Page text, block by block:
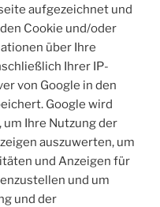
aufgezeichnet und
Cookie und/oder
über Ihre
Ihrer IP-
von Google in den
Google wird
Ihre Nutzung der
auszuwerten, um
und Anzeigen für
und um
und der